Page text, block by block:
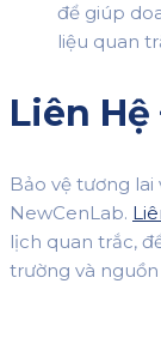
để giúp
liệu quan
Liên
Bảo vệ tương
NewCenLab.
lịch quan trắc,
trường và